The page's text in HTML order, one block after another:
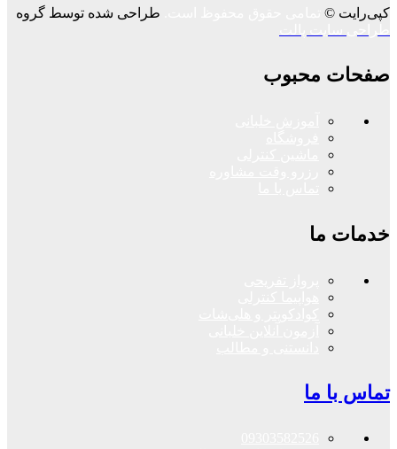
کپی‌رایت ©
طراحی شده توسط گروه
صفحات محبوب
خدمات ما
تماس با ما